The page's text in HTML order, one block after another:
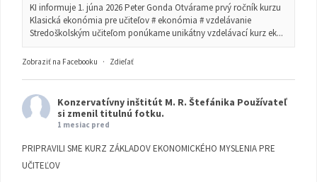
KI informuje 1. júna 2026 Peter Gonda Otvárame prvý ročník kurzu
Klasická ekonómia pre učiteľov # ekonómia # vzdelávanie
Stredoškolským učiteľom ponúkame unikátny vzdelávací kurz ek...
Zobraziť na Facebooku · Zdieľať
Konzervatívny inštitút M. R. Štefánika Používateľ
si zmenil titulnú fotku.
1 mesiac pred
PRIPRAVILI SME KURZ ZÁKLADOV EKONOMICKÉHO MYSLENIA PRE
UČITEĽOV